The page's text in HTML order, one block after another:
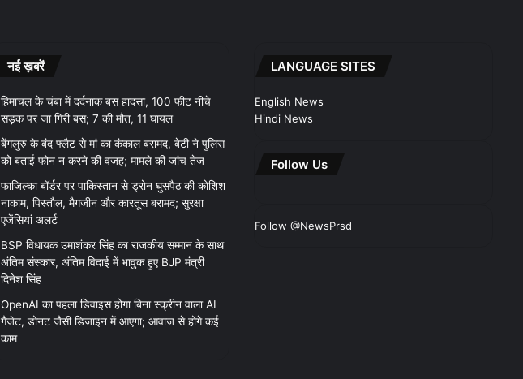
नई ख़बरें
हिमाचल के चंबा में दर्दनाक बस हादसा, 100 फीट नीचे
सड़क पर जा गिरी बस; 7 की मौत, 11 घायल
बेंगलुरु के बंद फ्लैट से मां का कंकाल बरामद, बेटी ने पुलिस
को बताई फोन न करने की वजह; मामले की जांच तेज
फाजिल्का बॉर्डर पर पाकिस्तान से ड्रोन घुसपैठ की कोशिश
नाकाम, पिस्तौल, मैगजीन और कारतूस बरामद; सुरक्षा
एजेंसियां अलर्ट
BSP विधायक उमाशंकर सिंह का राजकीय सम्मान के साथ
अंतिम संस्कार, अंतिम विदाई में भावुक हुए BJP मंत्री
दिनेश सिंह
OpenAI का पहला डिवाइस होगा बिना स्क्रीन वाला AI
गैजेट, डोनट जैसी डिजाइन में आएगा; आवाज से होंगे कई
काम
LANGUAGE SITES
English News
Hindi News
Follow Us
Follow @NewsPrsd